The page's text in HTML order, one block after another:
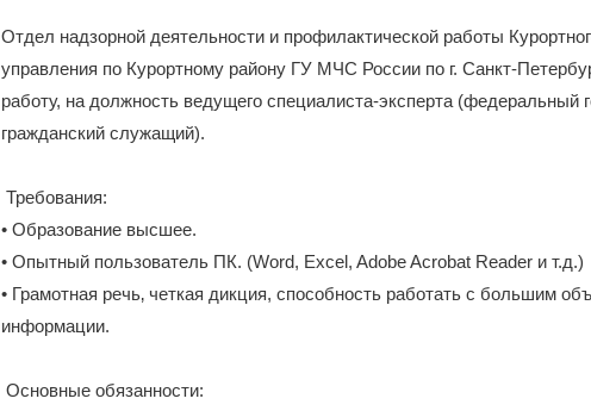
Отдел надзорной деятельности и профилактической работы
управления по Курортному району ГУ МЧС России по г. Санкт-
работу, на должность ведущего специалиста-эксперта (федеральный
гражданский служащий).
Требования: ⠀
• Образование высшее. ⠀
• Опытный пользователь ПК. (Word, Excel, Adobe Acrobat Reader и т.д.) ⠀
• Грамотная речь‚ четкая дикция, способность работать с большим
информации.
Основные обязанности: